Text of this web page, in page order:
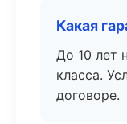
Какая
До 10 лет
класса.
договоре.